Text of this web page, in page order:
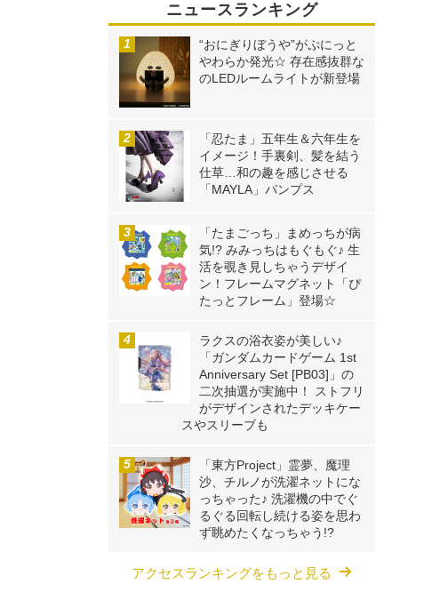
ニュースランキング
“おにぎりぼうや”がぷにっと
やわらか発光☆ 存在感抜群な
のLEDルームライトが新登場
「忍たま」五年生＆六年生を
イメージ！手裏剣、髪を結う
仕草…和の趣を感じさせる
「MAYLA」パンプス
「たまごっち」まめっちが病
気!? みみっちはもぐもぐ♪ 生
活を覗き見しちゃうデザイ
ン！フレームマグネット「ぴ
たっとフレーム」登場☆
ラクスの浴衣姿が美しい♪
「ガンダムカードゲーム 1st
Anniversary Set [PB03]」の
二次抽選が実施中！ ストフリ
がデザインされたデッキケー
スやスリーブも
「東方Project」霊夢、魔理
沙、チルノが洗濯ネットにな
っちゃった♪ 洗濯機の中でぐ
るぐる回転し続ける姿を思わ
ず眺めたくなっちゃう!?
アクセスランキングをもっと見る